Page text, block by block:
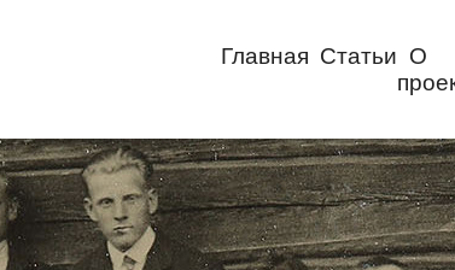
Главная Статьи О